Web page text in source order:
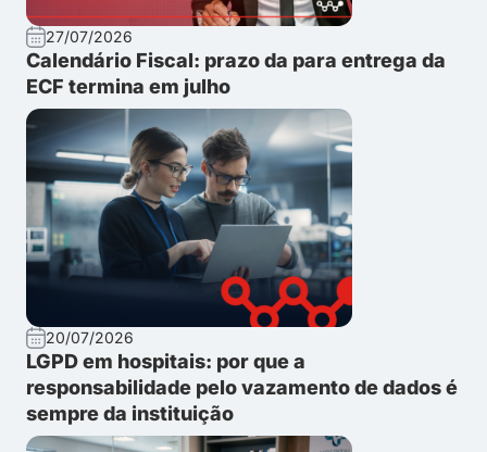
27/07/2026
Calendário Fiscal: prazo da para entrega da
ECF termina em julho
20/07/2026
LGPD em hospitais: por que a
responsabilidade pelo vazamento de dados é
sempre da instituição